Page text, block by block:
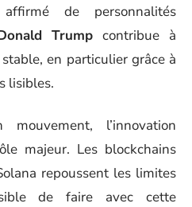
de personnalités
Trump contribue à
en particulier grâce à
lisibles.
l’innovation
majeur. Les blockchains
repoussent les limites
de faire avec cette